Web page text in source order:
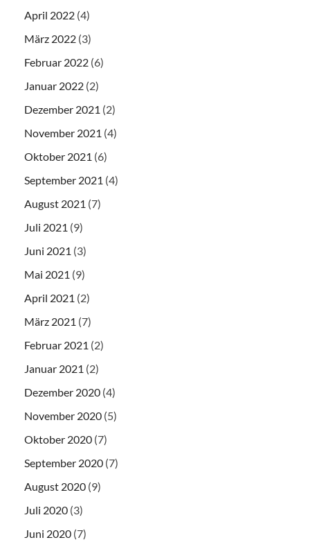
April 2022 (4)
März 2022 (3)
Februar 2022 (6)
Januar 2022 (2)
Dezember 2021 (2)
November 2021 (4)
Oktober 2021 (6)
September 2021 (4)
August 2021 (7)
Juli 2021 (9)
Juni 2021 (3)
Mai 2021 (9)
April 2021 (2)
März 2021 (7)
Februar 2021 (2)
Januar 2021 (2)
Dezember 2020 (4)
November 2020 (5)
Oktober 2020 (7)
September 2020 (7)
August 2020 (9)
Juli 2020 (3)
Juni 2020 (7)